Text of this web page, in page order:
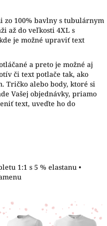
zo 100% bavlny s tubulárnym
až do veľkosti 4XL s
je možné upraviť text
a preto je možné aj
či text potlače tak, ako
Tričko alebo body, ktoré si
Vašej objednávky, priamo
text, uveďte ho do
1:1 s 5 % elastanu •